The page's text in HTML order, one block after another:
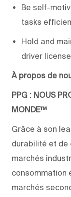
Be self-
tasks
Hold and
driver license
À propos de
PPG : NOUS
MONDE™
Grâce à son
durabilité et de
marchés
consommation
marchés